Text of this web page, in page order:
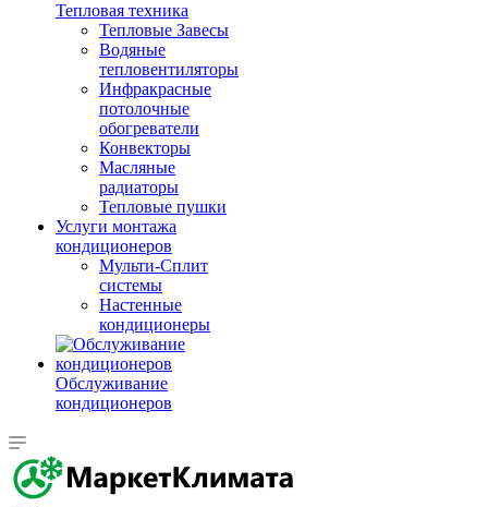
Тепловая техника
Тепловые Завесы
Водяные
тепловентиляторы
Инфракрасные
потолочные
обогреватели
Конвекторы
Масляные
радиаторы
Тепловые пушки
Услуги монтажа
кондиционеров
Мульти-Сплит
системы
Настенные
кондиционеры
Обслуживание
кондиционеров